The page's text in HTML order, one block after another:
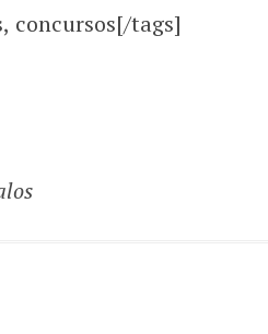
concursos[/tags]